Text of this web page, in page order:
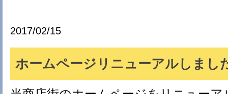
2017/02/15
ホームページリニューアルしまし